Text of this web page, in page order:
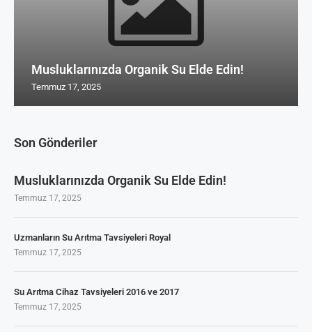
Son Gönderiler
Musluklarınızda Organik Su Elde Edin!
Temmuz 17, 2025
Uzmanların Su Arıtma Tavsiyeleri Royal
Temmuz 17, 2025
Su Arıtma Cihaz Tavsiyeleri 2016 ve 2017
Temmuz 17, 2025
Musluklarınızda Organik Su Elde Edin!
Temmuz 17, 2025